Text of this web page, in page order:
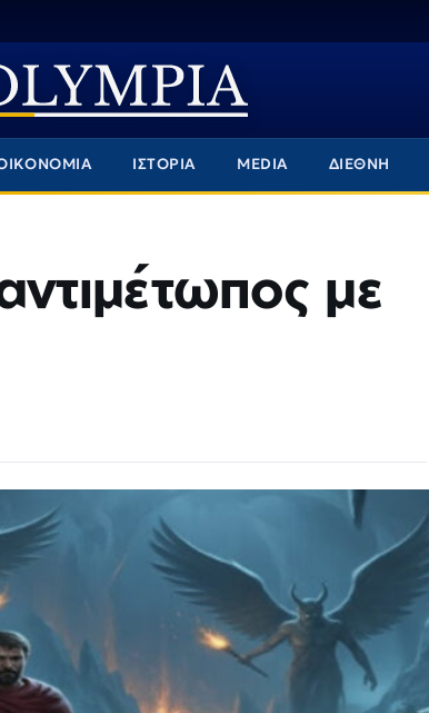
ΙΣΤΟΡΙΑ MEDIA ΔΙΕΘΝΗ
με